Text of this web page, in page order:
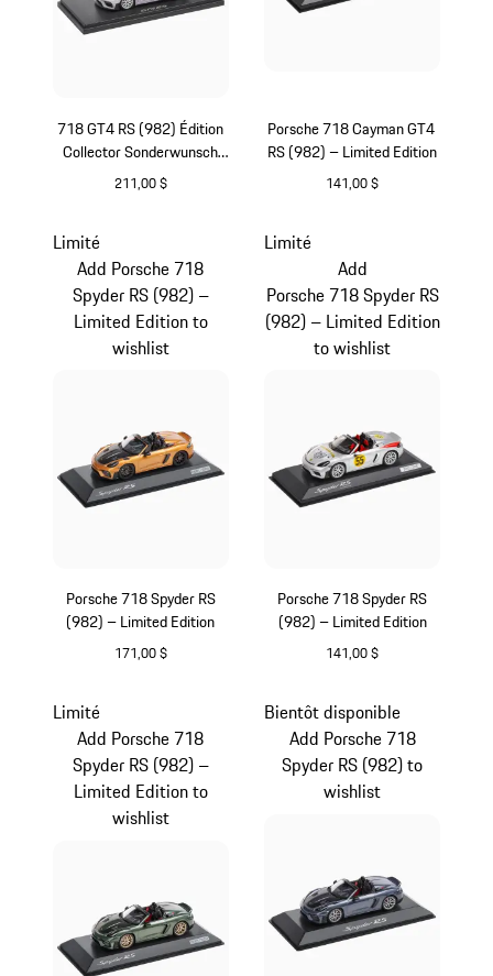
718 GT4 RS (982) Édition
Collector Sonderwunsch
(Sur-mesure) – Limited
Edition
211,00 $
Porsche 718 Cayman GT4
RS (982) – Limited Edition
141,00 $
Porsche 718 Spyder RS
(982) – Limited Edition
171,00 $
Limité
Add Porsche 718
Spyder RS (982) –
Limited Edition to
wishlist
Porsche 718 Spyder RS
(982) – Limited Edition
141,00 $
Limité
Add
Porsche 718 Spyder RS
(982) – Limited Edition
to wishlist
Limité
Add Porsche 718
Spyder RS (982) –
Limited Edition to
wishlist
Bientôt disponible
Add Porsche 718
Spyder RS (982) to
wishlist